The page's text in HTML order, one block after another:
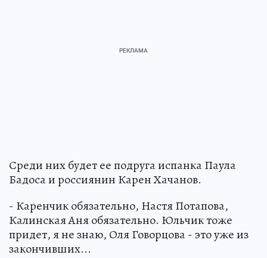
Среди них будет ее подруга испанка Паула
Бадоса и россиянин Карен Хачанов.
- Каренчик обязательно, Настя Потапова,
Калинская Аня обязательно. Юльчик тоже
придет, я не знаю, Оля Говорцова - это уже из
закончивших...